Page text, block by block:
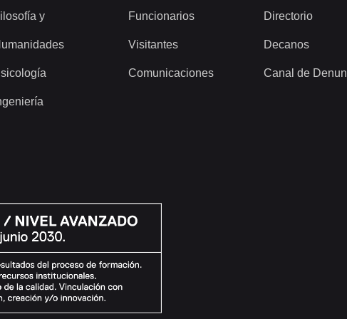
y Funcionarios
Visitantes
Comunicaciones
Directorio
Decanos
Canal de